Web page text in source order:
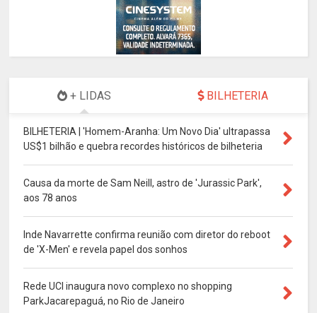
+ LIDAS BILHETERIA
BILHETERIA | 'Homem-Aranha: Um Novo Dia' ultrapassa
US$1 bilhão e quebra recordes históricos de bilheteria
Causa da morte de Sam Neill, astro de 'Jurassic Park',
aos 78 anos
Inde Navarrette confirma reunião com diretor do reboot
de 'X-Men' e revela papel dos sonhos
Rede UCI inaugura novo complexo no shopping
ParkJacarepaguá, no Rio de Janeiro